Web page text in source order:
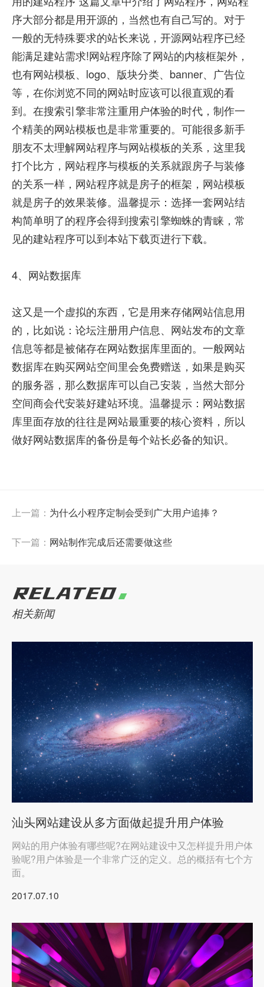
序大部分都是用开源的，当然也有自己写的。对于
一般的无特殊要求的站长来说，开源网站程序已经
能满足建站需求!网站程序除了网站的内核框架外，
也有网站模板、logo、版块分类、banner、广告位
等，在你浏览不同的网站时应该可以很直观的看
到。在搜索引擎非常注重用户体验的时代，制作一
个精美的网站模板也是非常重要的。可能很多新手
朋友不太理解网站程序与网站模板的关系，这里我
打个比方，网站程序与模板的关系就跟房子与装修
的关系一样，网站程序就是房子的框架，网站模板
就是房子的效果装修。温馨提示：选择一套网站结
构简单明了的程序会得到搜索引擎蜘蛛的青睐，常
见的建站程序可以到本站下载页进行下载。
4、网站数据库
这又是一个虚拟的东西，它是用来存储网站信息用
的，比如说：论坛注册用户信息、网站发布的文章
信息等都是被储存在网站数据库里面的。一般网站
数据库在购买网站空间里会免费赠送，如果是购买
的服务器，那么数据库可以自己安装，当然大部分
空间商会代安装好建站环境。温馨提示：网站数据
库里面存放的往往是网站最重要的核心资料，所以
做好网站数据库的备份是每个站长必备的知识。
上一篇： 为什么小程序定制会受到广大用户追捧？
下一篇： 网站制作完成后还需要做这些
RELATED
相关新闻
汕头网站建设从多方面做起提升用户体验
网站的用户体验有哪些呢?在网站建设中又怎样提升用户体
验呢?用户体验是一个非常广泛的定义。总的概括有七个方
面。
2017.07.10